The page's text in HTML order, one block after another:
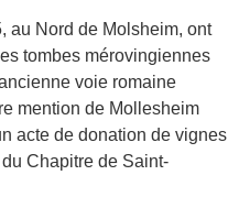
au Nord de Molsheim, ont
tombes mérovingiennes
voie romaine
mention de Mollesheim
acte de donation de vignes
Chapitre de Saint-